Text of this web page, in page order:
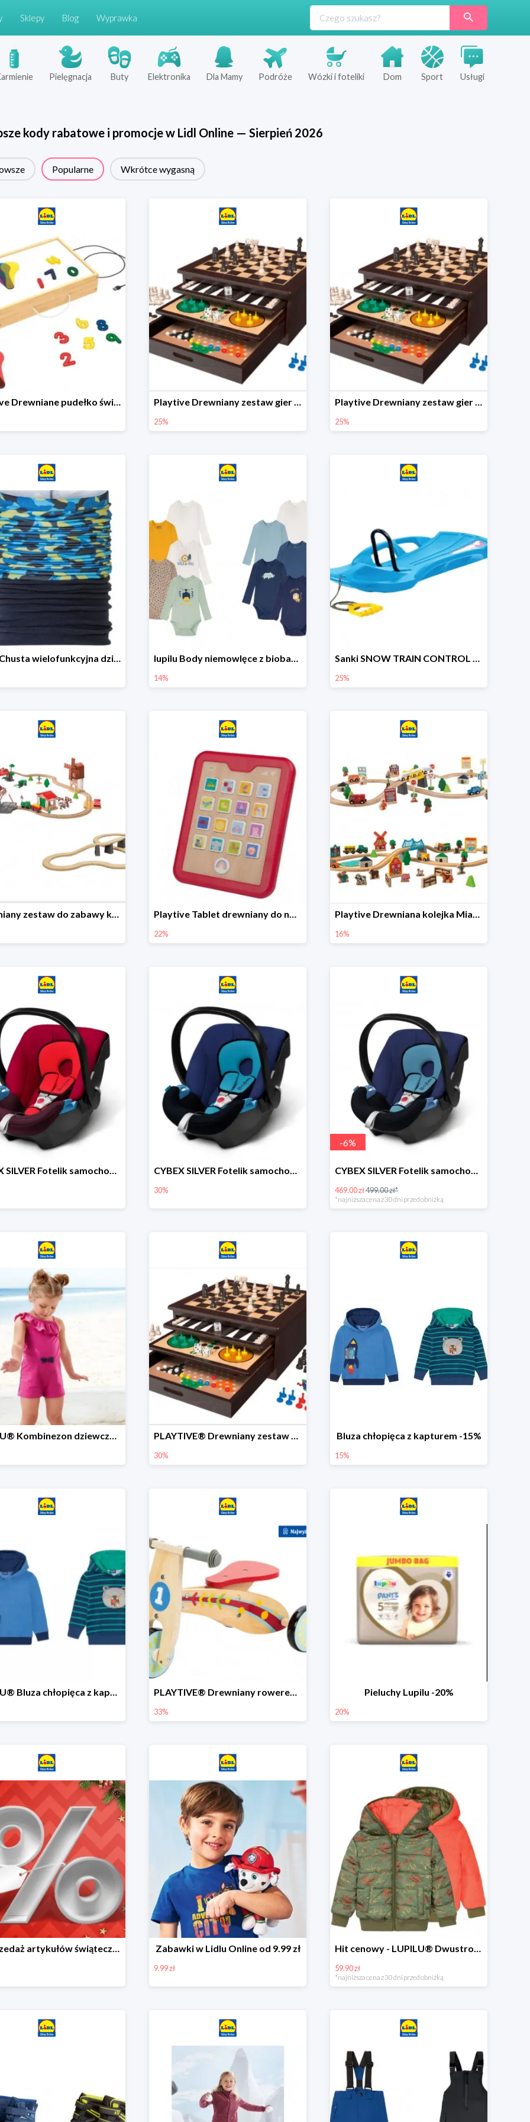
Sklepy Blog Wyprawka
Pielęgnacja Buty Elektronika Dla Mamy Podróże Wózki i foteliki Dom Sport Usługi
kody rabatowe i promocje w Lidl Online— Sierpień 2026
Popularne Wkrótce wygasną
Playtive Drewniane pudełko świetlne MONTESSORI Playtive Drewniany zestaw gier 10 w 1
25%
Playtive Drewniany zestaw gier 10 w 1
25%
lupilu Chusta wielofunkcyjna dziecięca lupilu Body niemowlęce z biobawełny
14%
Sanki SNOW TRAIN CONTROL -25%
25%
Drewniany zestaw do zabawy kolejką - farma i wiadukt Playtive Tablet drewniany do nauki, interaktywny
22%
Playtive Drewniana kolejka Miasto lub Farma
16%
CYBEX SILVER Fotelik samochodowy CYBEX SILVER Fotelik samochodowy -30%
30%
-6%
CYBEX SILVER Fotelik samochodowy + dostawa gratis!
469.00 zł499.00 zł*
*najniższa cena z 30 dni przed obniżką
LUPILU® Kombinezon dziewczęcy z bawełny PLAYTIVE® Drewniany zestaw gier 10 w 1
30%
Bluza chłopięca z kapturem -15%
15%
LUPILU® Bluza chłopięca z kapturem PLAYTIVE® Drewniany rowerek biegowy -33%
33%
Pieluchy Lupilu -20%
20%
Wyprzedaż artykułów świątecznych w Lidlu Online Zabawki w Lidlu Online od 9.99 zł
9.99 zł
Hit cenowy - LUPILU® Dwustronna kurtka dziecięca z polarem
59.90 zł
*najniższa cena z 30 dni przed obniżką